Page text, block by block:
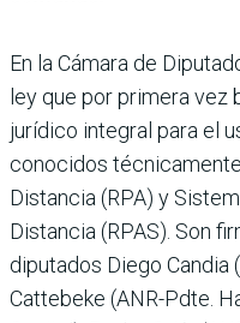
En la Cámara de
ley que por primera
jurídico integral para el
conocidos
Distancia (RPA) y
Distancia (RPAS). Son
diputados Diego Candia
Cattebeke (ANR-Pdte.